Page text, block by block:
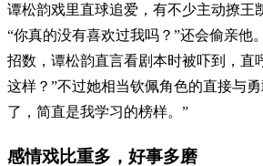
谭松韵戏里直球追爱，有不少主动撩王
“你真的没有喜欢过我吗？”还会偷亲他
招数，谭松韵直言看剧本时被吓到，直
这样？”不过她相当钦佩角色的直接与
了，简直是我学习的榜样。”
感情戏比重多，好事多磨